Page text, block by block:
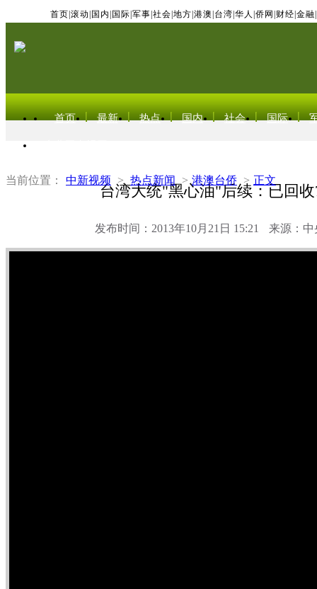
首页 滚动 国内 国际 军事 社会 地方 港澳 台湾 华人 侨网 财经 金融
首页 最新 热点 国内 社会 国际
当前位置： 中新视频 > 热点新闻 > 港澳台侨 > 正文
台湾大统"黑心油"后续：已回收
发布时间：2013年10月21日 15:21 来源：中